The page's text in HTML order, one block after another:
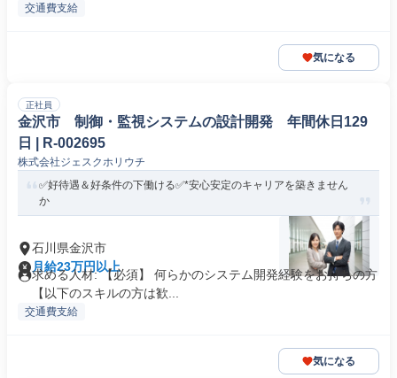
交通費支給
気になる
正社員
金沢市 制御・監視システムの設計開発 年間休日129
日 | R-002695
株式会社ジェスクホリウチ
✅好待遇＆好条件の下働ける✅*安心安定のキャリアを築きません
か
石川県金沢市
月給23万円以上
求める人材: 【必須】 何らかのシステム開発経験をお持ちの方
【以下のスキルの方は歓...
交通費支給
気になる